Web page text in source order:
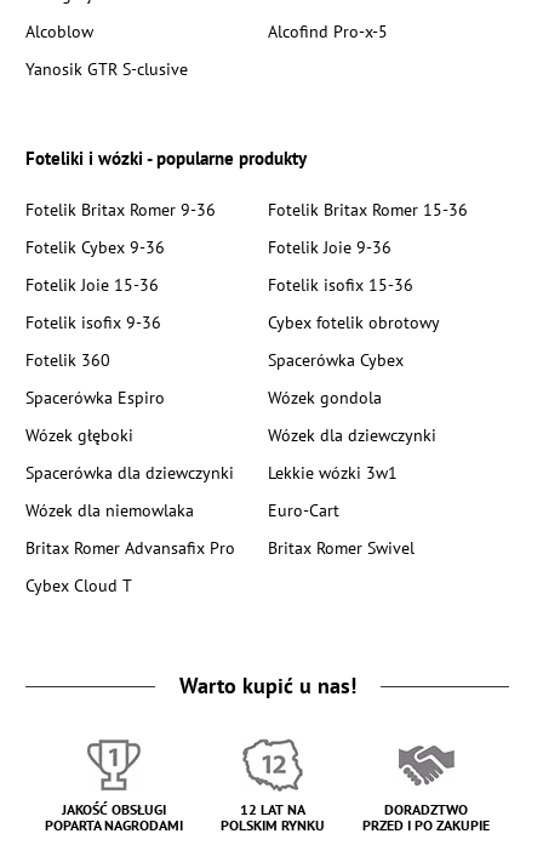
Alcoblow
Alcofind Pro-x-5
Yanosik GTR S-clusive
Foteliki i wózki - popularne produkty
Fotelik Britax Romer 9-36
Fotelik Britax Romer 15-36
Fotelik Cybex 9-36
Fotelik Joie 9-36
Fotelik Joie 15-36
Fotelik isofix 15-36
Fotelik isofix 9-36
Cybex fotelik obrotowy
Fotelik 360
Spacerówka Cybex
Spacerówka Espiro
Wózek gondola
Wózek głęboki
Wózek dla dziewczynki
Spacerówka dla dziewczynki
Lekkie wózki 3w1
Wózek dla niemowlaka
Euro-Cart
Britax Romer Advansafix Pro
Britax Romer Swivel
Cybex Cloud T
Warto kupić u nas!
JAKOŚĆ OBSŁUGI
POPARTA NAGRODAMI
12 LAT NA
POLSKIM RYNKU
DORADZTWO
PRZED I PO ZAKUPIE